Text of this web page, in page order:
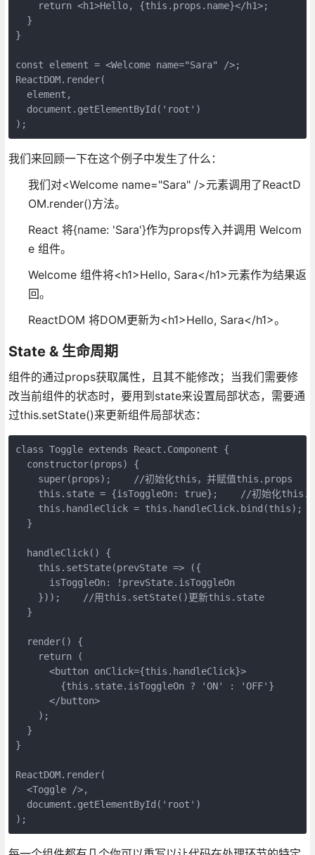
    return <h1>Hello, {this.props.name}</h1>;
  }
}
const element = <Welcome name="Sara" />;
ReactDOM.render(
  element,
  document.getElementById('root')
);
我们来回顾一下在这个例子中发生了什么：
我们对<Welcome name="Sara" />元素调用了ReactD
OM.render()方法。
React 将{name: 'Sara'}作为props传入并调用 Welcom
e 组件。
Welcome 组件将<h1>Hello, Sara</h1>元素作为结果返
回。
ReactDOM 将DOM更新为<h1>Hello, Sara</h1>。
State & 生命周期
组件的通过props获取属性，且其不能修改；当我们需要修
改当前组件的状态时，要用到state来设置局部状态，需要通
过this.setState()来更新组件局部状态：
class Toggle extends React.Component {
  constructor(props) {
    super(props);    //初始化this，并赋值this.props
this.state = {isToggleOn: true};    //初始化
this.handleClick = this.handleClick.bind(this);
  }
  handleClick() {
    this.setState(prevState => ({
      isToggleOn: !prevState.isToggleOn
    }));    //用this.setState()更新this.state
  }
  render() {
    return (
      <button onClick={this.handleClick}>
        {this.state.isToggleOn ? 'ON' : 'OFF'}
      </button>
    );
  }
}
ReactDOM.render(
  <Toggle />,
  document.getElementById('root')
);